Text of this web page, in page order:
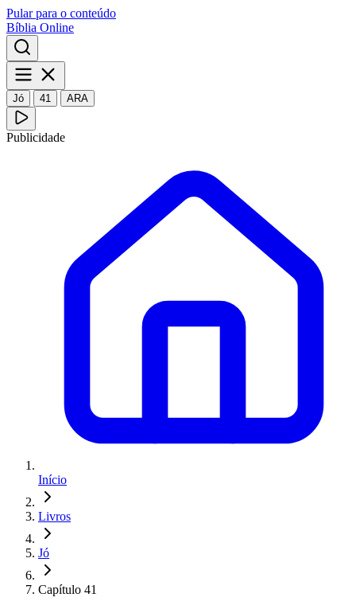
Pular para o conteúdo
Bíblia Online
Jó 41 ARA
Publicidade
Início
Livros
Jó
Capítulo 41